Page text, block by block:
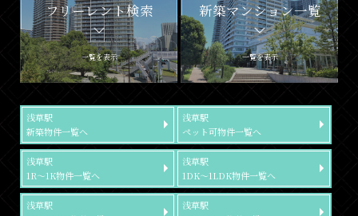
フリーレント検索
一覧を表示
新築マンション一覧
一覧を表示
浅草駅
新築物件一覧へ
浅草駅
ペット可物件一覧へ
浅草駅
1R～1K物件一覧へ
浅草駅
1DK～1LDK物件一覧へ
浅草駅
浅草駅